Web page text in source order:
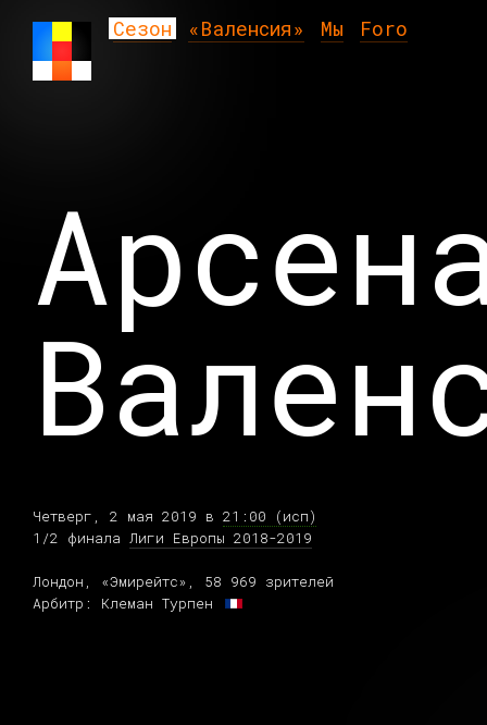
Сезон «Валенсия» Мы Foro
Четверг, 2 мая 2019 в 21:00 (исп)
1/2 финала Лиги Европы 2018-2019
Лондон, «Эмирейтс», 58 969 зрителей
Арбитр: Клеман Турпен